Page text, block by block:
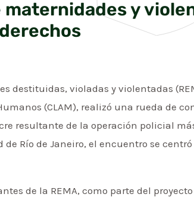
y
destituidas, violadas y violentadas
(CLAM), realizó una rueda de
resultante de la operación policial
Río de Janeiro, el encuentro se
de la REMA, como parte del